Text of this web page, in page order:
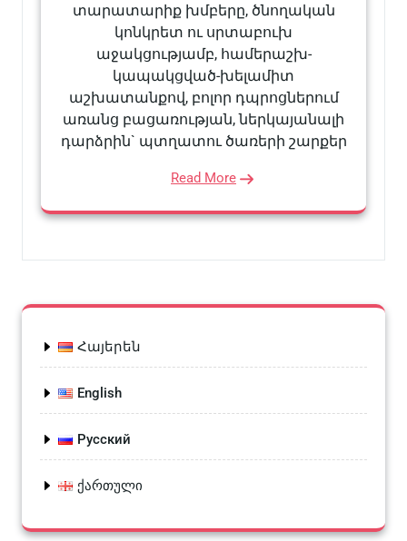
տարատարիք խմբերը, ծնողական
կոնկրետ ու սրտաբուխ
աջակցությամբ, համերաշխ-
կապակցված-խելամիտ
աշխատանքով, բոլոր դպրոցներում
առանց բացառության, ներկայանալի
դարձրին` պտղատու ծառերի շարքեր
Read More
Հայերեն
English
Русский
ქართული